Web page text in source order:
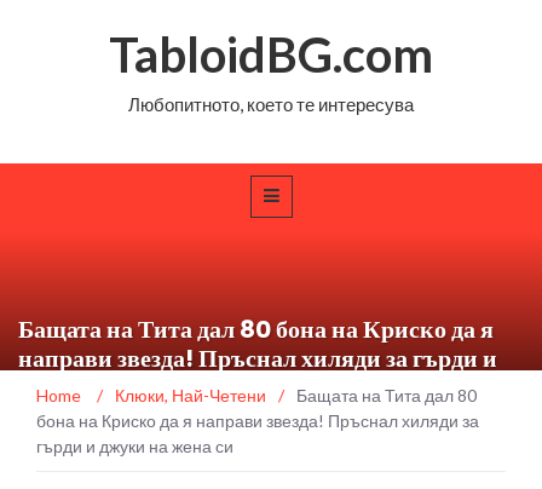
TabloidBG.com
Любопитното, което те интересува
Бащата на Тита дал 80 бона на Криско да я
направи звезда! Пръснал хиляди за гърди и
джуки на жена си
Home / Клюки, Най-Четени /
Бащата на Тита дал 80
бона на Криско да я направи звезда! Пръснал хиляди за
гърди и джуки на жена си